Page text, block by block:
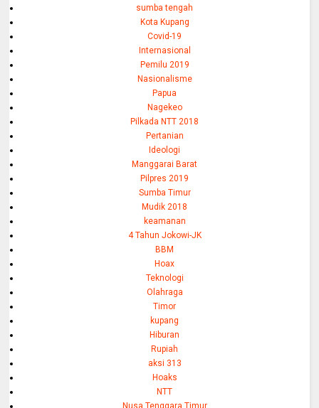
sumba tengah
Kota Kupang
Covid-19
Internasional
Pemilu 2019
Nasionalisme
Papua
Nagekeo
Pilkada NTT 2018
Pertanian
Ideologi
Manggarai Barat
Pilpres 2019
Sumba Timur
Mudik 2018
keamanan
4 Tahun Jokowi-JK
BBM
Hoax
Teknologi
Olahraga
Timor
kupang
Hiburan
Rupiah
aksi 313
Hoaks
NTT
Nusa Tenggara Timur